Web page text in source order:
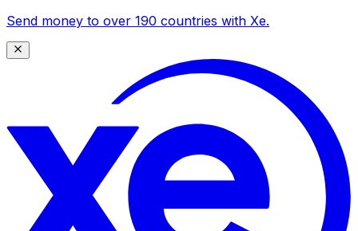
Send money to over 190 countries with Xe.